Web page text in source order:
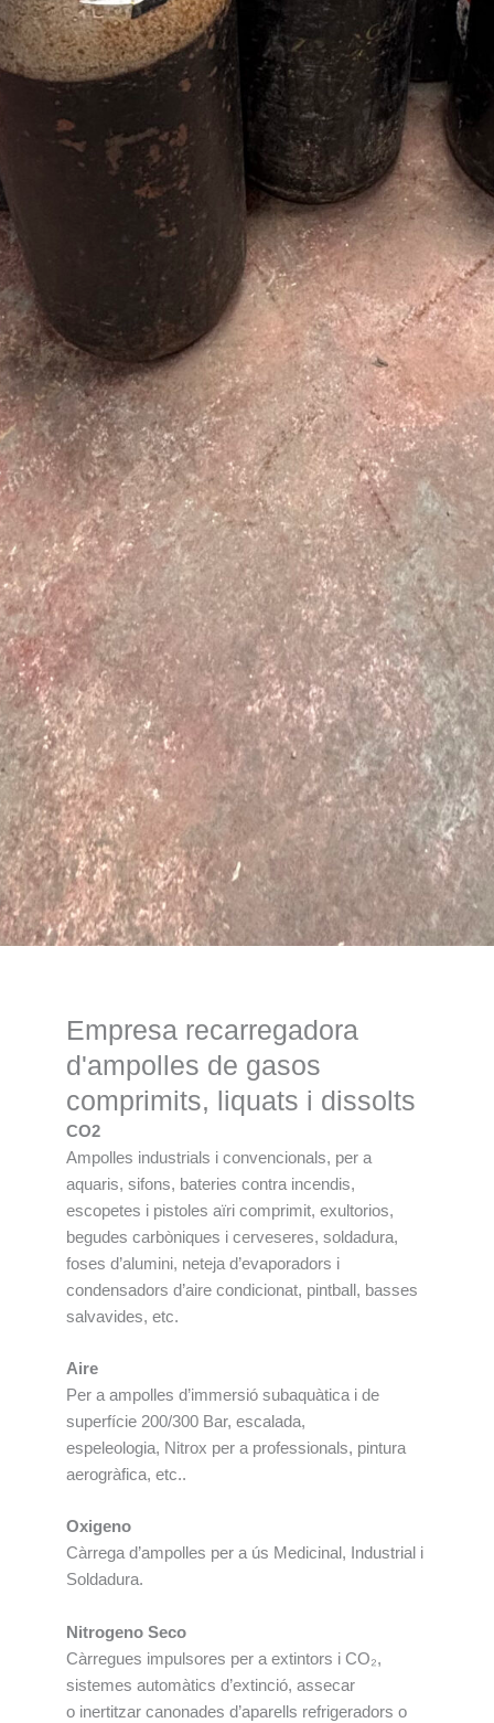
Empresa recarregadora
d'ampolles de gasos
comprimits, liquats i dissolts
CO2
Ampolles industrials i convencionals, per a
aquaris, sifons, bateries contra incendis,
escopetes i pistoles aïri comprimit, exultorios,
begudes carbòniques i cerveseres, soldadura,
foses d’alumini, neteja d’evaporadors i
condensadors d’aire condicionat, pintball, basses
salvavides, etc.
Aire
Per a ampolles d’immersió subaquàtica i de
superfície 200/300 Bar, escalada,
espeleologia, Nitrox per a professionals, pintura
aerogràfica, etc..
Oxigeno
Càrrega d’ampolles per a ús Medicinal, Industrial i
Soldadura.
Nitrogeno Seco
Càrregues impulsores per a extintors i CO₂,
sistemes automàtics d’extinció, assecar
o inertitzar canonades d’aparells refrigeradors o